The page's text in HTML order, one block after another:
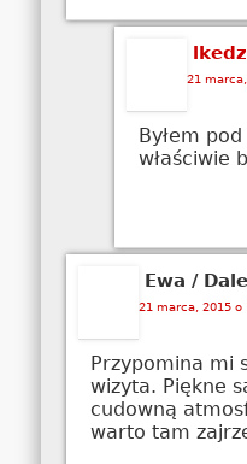
21
Byłem
właściwie
Ewa /
21 marca, 2015 o
Przypomina mi
wizyta. Piękne
cudowną
warto tam